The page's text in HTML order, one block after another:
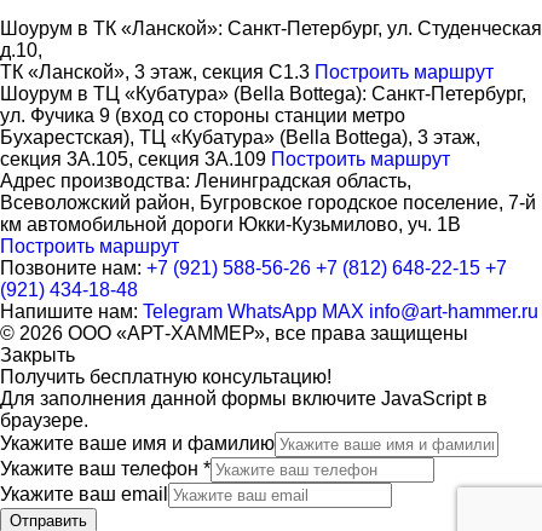
Шоурум в ТК «Ланской»: Cанкт-Петербург, ул. Студенческая
д.10,
ТК «Ланской», 3 этаж, секция C1.3 Построить маршрут
Шоурум в ТЦ «Кубатура» (Bella Bottega): Санкт-Петербург,
ул. Фучика 9 (вход со стороны станции метро
Бухарестская), ТЦ «Кубатура» (Bella Bottega), 3 этаж,
секция 3А.105, секция 3А.109 Построить маршрут
Адрес производства: Ленинградская область,
Всеволожский район, Бугровское городское поселение, 7-й
км автомобильной дороги Юкки-Кузьмилово, уч. 1В
Построить маршрут
Позвоните нам: +7 (921) 588-56-26 +7 (812) 648-22-15 +7
(921) 434-18-48
Напишите нам: Telegram WhatsApp MAX info@art-hammer.ru
© 2026 ООО «АРТ-ХАММЕР», все права защищены
Закрыть
Получить бесплатную консультацию!
Для заполнения данной формы включите JavaScript в
браузере.
Укажите ваше имя и фамилию
Укажите ваш телефон *
Укажите ваш email
Отправить